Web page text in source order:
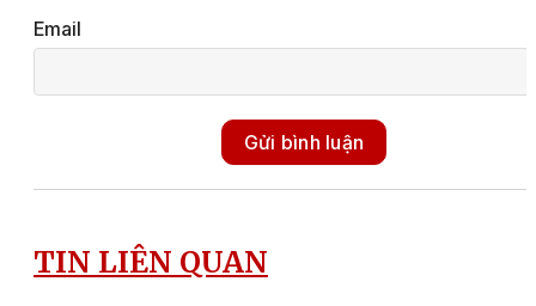
Email
Gửi bình luận
TIN LIÊN QUAN